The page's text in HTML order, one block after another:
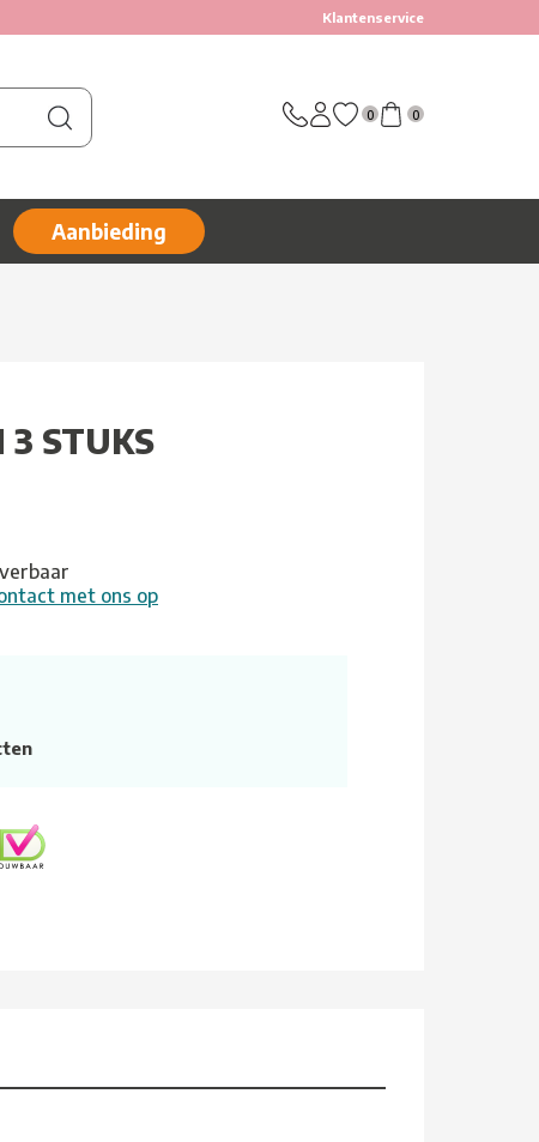
Klantenservice
0 0
Aanbieding
STUKS
met ons op